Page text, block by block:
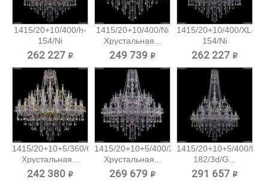
1415/20+10/400/h-
154/Ni
Хрустальная...
262 227 ₽
1415/20+10/400/Ni
Хрустальная...
249 739 ₽
1415/20+10/400/XL-
154/Ni
Хрустальная...
262 227 ₽
1415/20+10+5/360/G
Хрустальная...
242 380 ₽
1415/20+10+5/400/2d/Ni
Хрустальная...
269 679 ₽
1415/20+10+5/400/h-
182/3d/G...
291 657 ₽